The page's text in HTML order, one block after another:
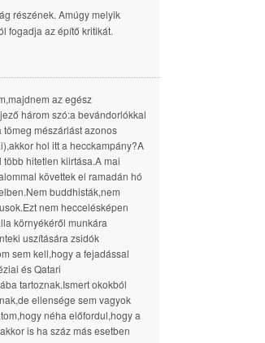
részének. Amúgy melyik
fogadja az építő kritikát.
az egész
három szó:a bevándorlókkal
mészárlást azonos
hol itt a hecckampány?A
hitetlen kiirtása.A mai
követtek el ramadán hó
buddhisták,nem
nem heccelésképen
környékéről munkára
uszítására zsidók
sem kell,hogy a fejadással
és Qatari
tartoznak.Ismert okokból
ellensége sem vagyok
néha előfordul,hogy a
is ha száz más esetben